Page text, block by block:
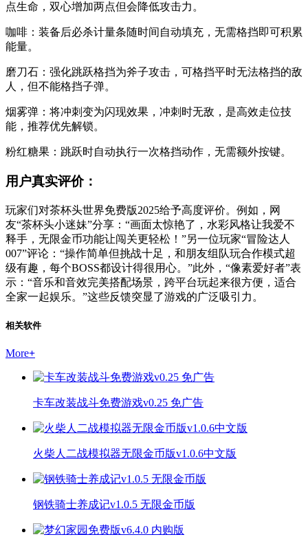
点生命，双心增加两点但会降低攻击力。
咖啡：装备后必杀计量条随时间自动填充，无需格挡即可积累
能量。
磨刀石：强化跳跃格挡为斧子攻击，可格挡平时无法格挡的敌
人，但不能格挡子弹。
烟雾弹：将冲刺变为闪现效果，冲刺时无敌，是高效走位技
能，推荐优先解锁。
粉红糖果：跳跃时自动执行一次格挡动作，无需额外按键。
用户真实评价：
玩家们对茶杯头世界免费版2025给予高度评价。例如，网
友“茶杯头小迷妹”分享：“画面太惊艳了，水彩风格让我爱不
释手，无限金币功能让闯关更轻松！”另一位玩家“冒险达人
007”评论：“操作简单但挑战十足，和朋友组队玩合作模式超
级有趣，每个BOSS都设计得很用心。”此外，“像素爱好者”表
示：“音乐和音效完美搭配场景，跨平台玩起来很方便，适合
全家一起娱乐。”这些反馈突显了游戏的广泛吸引力。
相关软件
More+
卡车改装战斗免费游戏v0.25 免广告
火柴人二战模拟器无限金币版v1.0.6中文版
钢铁骑士养成记v1.0.5 无限金币版